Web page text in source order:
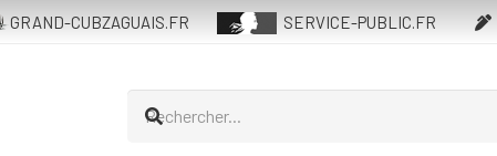
GRAND-CUBZAGUAIS.FR SERVICE-PUBLIC.FR